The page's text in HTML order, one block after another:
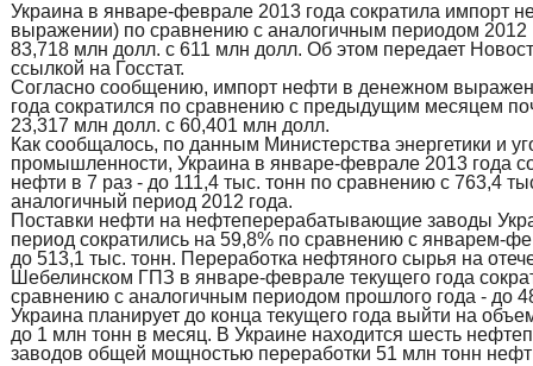
Украина в январе-феврале 2013 года сократила импорт
выражении) по сравнению с аналогичным периодом 2012
83,718 млн долл. с 611 млн долл. Об этом передает
ссылкой на Госстат.
Согласно сообщению, импорт нефти в денежном
года сократился по сравнению с предыдущим месяцем
23,317 млн долл. с 60,401 млн долл.
Как сообщалось, по данным Министерства энергетики и
промышленности, Украина в январе-феврале 2013 года
нефти в 7 раз - до 111,4 тыс. тонн по сравнению с 763,4
аналогичный период 2012 года.
Поставки нефти на нефтеперерабатывающие заводы
период сократились на 59,8% по сравнению с январем-
до 513,1 тыс. тонн. Переработка нефтяного сырья на
Шебелинском ГПЗ в январе-феврале текущего года
сравнению с аналогичным периодом прошлого года - до
Украина планирует до конца текущего года выйти на
до 1 млн тонн в месяц. В Украине находится шесть
заводов общей мощностью переработки 51 млн тонн